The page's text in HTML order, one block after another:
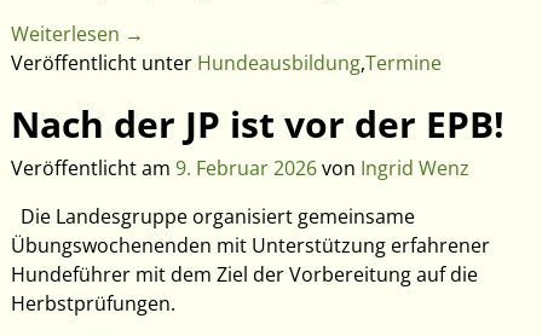
Weiterlesen →
Veröffentlicht unter Hundeausbildung,Termine
Nach der JP ist vor der EPB!
Veröffentlicht am 9. Februar 2026von Ingrid Wenz
Die Landesgruppe organisiert gemeinsame
Übungswochenenden mit Unterstützung erfahrener
Hundeführer mit dem Ziel der Vorbereitung auf die
Herbstprüfungen.